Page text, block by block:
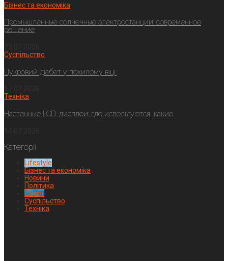
Бізнес та економіка
Промышленные солнечные электростанции: современное
решение
Суспільство
Цукровий діабет у похилому віці:
Техніка
Настенные LCD-дисплеи: где используются, какие
Категорії
Lifestyle
Бізнес та економіка
Новини
Політика
Спорт
Суспільство
Техніка